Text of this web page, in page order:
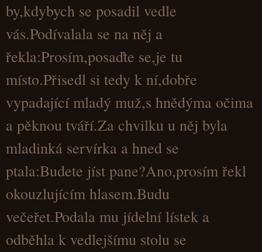
by,kdybych se posadil vedle
vás.Podívalala se na něj a
řekla:Prosím,posaďte se,je tu
místo.Přisedl si tedy k ní,dobře
vypadající mladý muž,s hnědýma očima
a pěknou tváří.Za chvilku u něj byla
mladinká servírka a hned se
ptala:Budete jíst pane?Ano,prosím řekl
okouzlujícím hlasem.Budu
večeřet.Podala mu jídelní lístek a
odběhla k vedlejšímu stolu se